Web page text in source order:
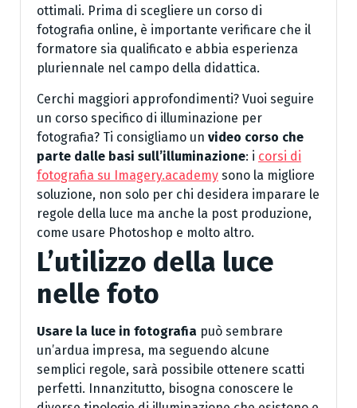
ottimali. Prima di scegliere un corso di
fotografia online, è importante verificare che il
formatore sia qualificato e abbia esperienza
pluriennale nel campo della didattica.
Cerchi maggiori approfondimenti? Vuoi seguire
un corso specifico di illuminazione per
fotografia? Ti consigliamo un video corso che
parte dalle basi sull’illuminazione: i corsi di
fotografia su Imagery.academy sono la migliore
soluzione, non solo per chi desidera imparare le
regole della luce ma anche la post produzione,
come usare Photoshop e molto altro.
L’utilizzo della luce
nelle foto
Usare la luce in fotografia può sembrare
un’ardua impresa, ma seguendo alcune
semplici regole, sarà possibile ottenere scatti
perfetti. Innanzitutto, bisogna conoscere le